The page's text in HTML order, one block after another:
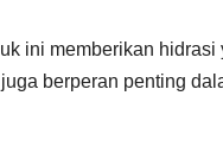
ini memberikan hidrasi
berperan penting